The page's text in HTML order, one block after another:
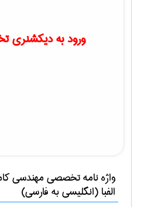
ورود به دیکشنری
واژه نامه تخصصیمهندسی
الفبا (انگلیسی به فارسی)